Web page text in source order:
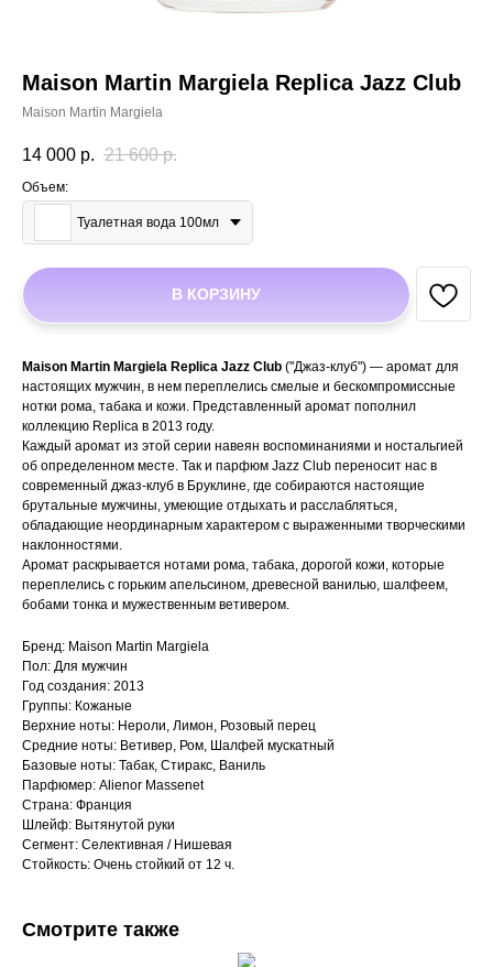
Maison Martin Margiela Replica Jazz Club
Maison Martin Margiela
14 000 р. 21 600 р.
Объем:
Туалетная вода 100мл
В КОРЗИНУ
Maison Martin Margiela Replica Jazz Club ("Джаз-клуб") — аромат для
настоящих мужчин, в нем переплелись смелые и бескомпромиссные
нотки рома, табака и кожи. Представленный аромат пополнил
коллекцию Replica в 2013 году.
Каждый аромат из этой серии навеян воспоминаниями и ностальгией
об определенном месте. Так и парфюм Jazz Club переносит нас в
современный джаз-клуб в Бруклине, где собираются настоящие
брутальные мужчины, умеющие отдыхать и расслабляться,
обладающие неординарным характером с выраженными творческими
наклонностями.
Аромат раскрывается нотами рома, табака, дорогой кожи, которые
переплелись с горьким апельсином, древесной ванилью, шалфеем,
бобами тонка и мужественным ветивером.
Бренд: Maison Martin Margiela
Пол: Для мужчин
Год создания: 2013
Группы: Кожаные
Верхние ноты: Нероли, Лимон, Розовый перец
Средние ноты: Ветивер, Ром, Шалфей мускатный
Базовые ноты: Табак, Стиракс, Ваниль
Парфюмер: Alienor Massenet
Страна: Франция
Шлейф: Вытянутой руки
Сегмент: Селективная / Нишевая
Стойкость: Очень стойкий от 12 ч.
Смотрите также